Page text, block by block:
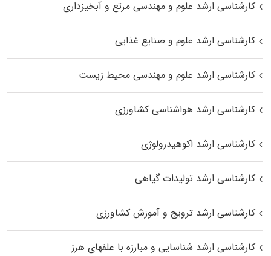
کارشناسی ارشد علوم و مهندسی مرتع و آبخیزداری
کارشناسی ارشد علوم و صنایع غذایی
کارشناسی ارشد علوم و مهندسی محیط زیست
کارشناسی ارشد هواشناسی کشاورزی
کارشناسی ارشد اکوهیدرولوژی
کارشناسی ارشد تولیدات گیاهی
کارشناسی ارشد ترویج و آموزش کشاورزی
کارشناسی ارشد شناسایی و مبارزه با علفهای هرز